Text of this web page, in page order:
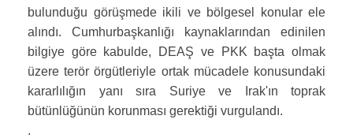
bulunduğu görüşmede ikili ve bölgesel konular ele
alındı. Cumhurbaşkanlığı kaynaklarından edinilen
bilgiye göre kabulde, DEAŞ ve PKK başta olmak
üzere terör örgütleriyle ortak mücadele konusundaki
kararlılığın yanı sıra Suriye ve Irak'ın toprak
bütünlüğünün korunması gerektiği vurgulandı.
.